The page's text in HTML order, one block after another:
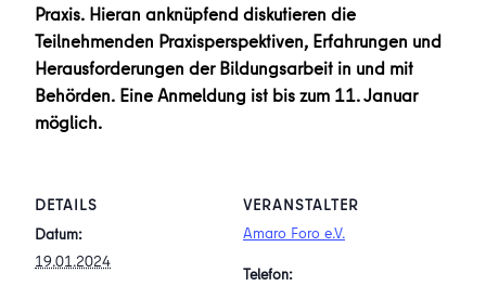
Praxis. Hieran anknüpfend diskutieren die
Teilnehmenden Praxisperspektiven, Erfahrungen und
Herausforderungen der Bildungsarbeit in und mit
Behörden. Eine Anmeldung ist bis zum 11. Januar
möglich.
DETAILS
Datum:
19.01.2024
VERANSTALTER
Amaro Foro e.V.
Telefon: